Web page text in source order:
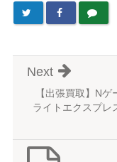
【出張買取】N
ライトエクスプレ
Next